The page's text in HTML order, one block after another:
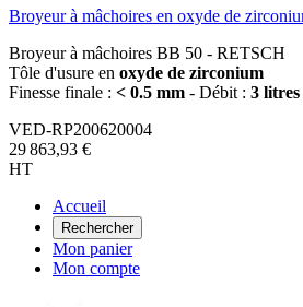
Broyeur à mâchoires en oxyde de
Broyeur à mâchoires BB 50 - RETSCH
Tôle d'usure en oxyde de zirconium
Finesse finale : < 0.5 mm - Débit : 3 litres
VED-RP200620004
29 863,93 €
HT
Accueil
Rechercher
Mon panier
Mon compte